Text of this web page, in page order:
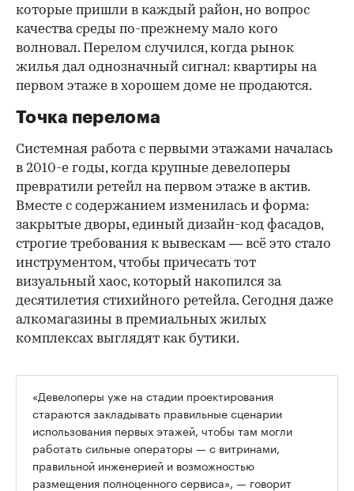
которые пришли в каждый район, но вопрос
качества среды по-прежнему мало кого
волновал. Перелом случился, когда рынок
жилья дал однозначный сигнал: квартиры на
первом этаже в хорошем доме не продаются.
Точка перелома
Системная работа с первыми этажами началась
в 2010-е годы, когда крупные девелоперы
превратили ретейл на первом этаже в актив.
Вместе с содержанием изменилась и форма:
закрытые дворы, единый дизайн-код фасадов,
строгие требования к вывескам — всё это стало
инструментом, чтобы причесать тот
визуальный хаос, который накопился за
десятилетия стихийного ретейла. Сегодня даже
алкомагазины в премиальных жилых
комплексах выглядят как бутики.
«Девелоперы уже на стадии проектирования
стараются закладывать правильные сценарии
использования первых этажей, чтобы там могли
работать сильные операторы — с витринами,
правильной инженерией и возможностью
размещения полноценного сервиса», — говорит